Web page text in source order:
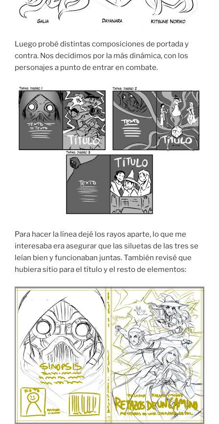
Luego probé distintas composiciones de portada y
contra. Nos decidimos por la más dinámica, con los
personajes a punto de entrar en combate.
Para hacer la línea dejé los rayos aparte, lo que me
interesaba era asegurar que las siluetas de las tres se
leían bien y funcionaban juntas. También revisé que
hubiera sitio para el título y el resto de elementos: